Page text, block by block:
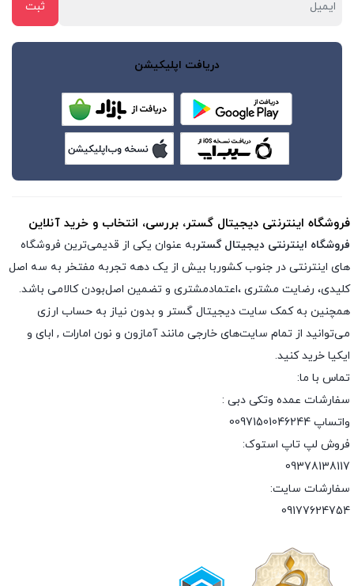
دریافت اپلیکیشن
فروشگاه اینترنتی دیجیتال گستر، بررسی، انتخاب و خرید آنلاین
فروشگاه اینترنتی دیجیتال گستربه عنوان یکی از قدیمی‌ترین فروشگاه
های اینترنتی در جنوب کشوربا بیش از یک دهه تجربه مفتخر به سه اصل
کلیدی، رضایت مشتری ،اعتمادمشتری و تضمین اصل‌بودن کالامی باشد.
همچنین به کمک سایت دیجیتال گستر و بدون نیاز به حساب ارزی
می‌توانید از تمام سایت‌های خارجی مانند آمازون و نون امارات , ابای و
ایکیا خرید کنید.
تماس با ما:
سفارشات عمده وتکی دبی :
واتساپ 00971501046244
فروش لپ تاپ استوک:
09378138117
سفارشات سایت:
09177624754